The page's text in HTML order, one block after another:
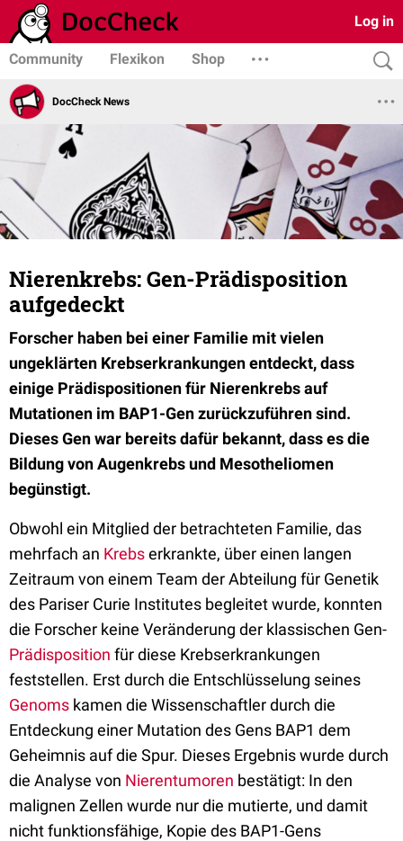
Log in
Community Flexikon Shop
DocCheck News
Nierenkrebs: Gen-Prädisposition
aufgedeckt
Forscher haben bei einer Familie mit vielen
ungeklärten Krebserkrankungen entdeckt, dass
einige Prädispositionen für Nierenkrebs auf
Mutationen im BAP1-Gen zurückzuführen sind.
Dieses Gen war bereits dafür bekannt, dass es die
Bildung von Augenkrebs und Mesotheliomen
begünstigt.
Obwohl ein Mitglied der betrachteten Familie, das
mehrfach an Krebserkrankte, über einen langen
Zeitraum von einem Team der Abteilung für Genetik
des Pariser Curie Institutes begleitet wurde, konnten
die Forscher keine Veränderung der klassischen Gen-
Prädisposition für diese Krebserkrankungen
feststellen. Erst durch die Entschlüsselung seines
Genoms kamen die Wissenschaftler durch die
Entdeckung einer Mutation des Gens BAP1 dem
Geheimnis auf die Spur. Dieses Ergebnis wurde durch
die Analyse von Nierentumoren bestätigt: In den
malignen Zellen wurde nur die mutierte, und damit
nicht funktionsfähige, Kopie des BAP1-Gens